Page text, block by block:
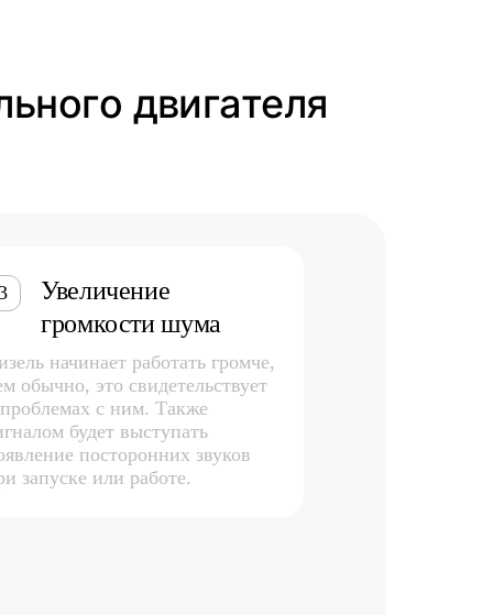
двигателя
Увеличение
громкости шума
начинает работать громче,
обычно, это свидетельствует
с ним. Также
будет выступать
посторонних звуков
запуске или работе.